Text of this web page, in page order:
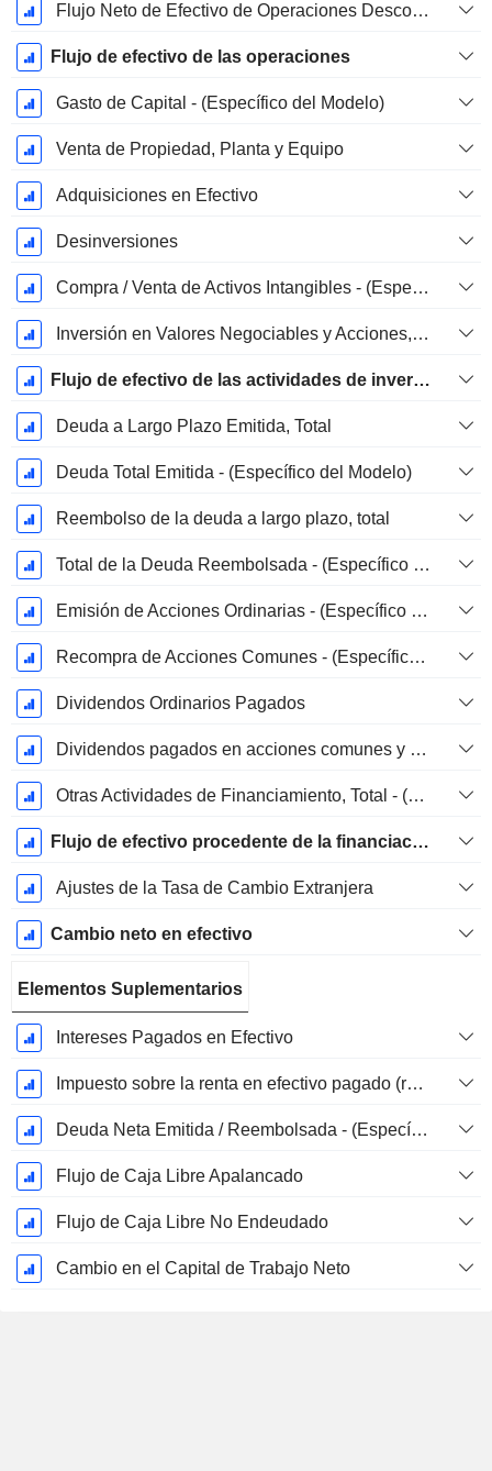
Flujo Neto de Efectivo de Operaciones Descontinuadas
Flujo de efectivo de las operaciones
Gasto de Capital - (Específico del Modelo)
Venta de Propiedad, Planta y Equipo
Adquisiciones en Efectivo
Desinversiones
Compra / Venta de Activos Intangibles - (Específico del Modelo)
Inversión en Valores Negociables y Acciones, Total - (Específico del Modelo)
Flujo de efectivo de las actividades de inversión
Deuda a Largo Plazo Emitida, Total
Deuda Total Emitida - (Específico del Modelo)
Reembolso de la deuda a largo plazo, total
Total de la Deuda Reembolsada - (Específico del Modelo)
Emisión de Acciones Ordinarias - (Específico del Modelo)
Recompra de Acciones Comunes - (Específico del Modelo)
Dividendos Ordinarios Pagados
Dividendos pagados en acciones comunes y preferentes
Otras Actividades de Financiamiento, Total - (Específico al Modelo)
Flujo de efectivo procedente de la financiación
Ajustes de la Tasa de Cambio Extranjera
Cambio neto en efectivo
Elementos Suplementarios
Intereses Pagados en Efectivo
Impuesto sobre la renta en efectivo pagado (reembolso)
Deuda Neta Emitida / Reembolsada - (Específico del Modelo)
Flujo de Caja Libre Apalancado
Flujo de Caja Libre No Endeudado
Cambio en el Capital de Trabajo Neto